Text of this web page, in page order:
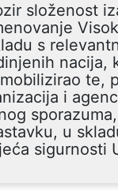
složenost
s
nacija,
te,
i
u
sigurnosti